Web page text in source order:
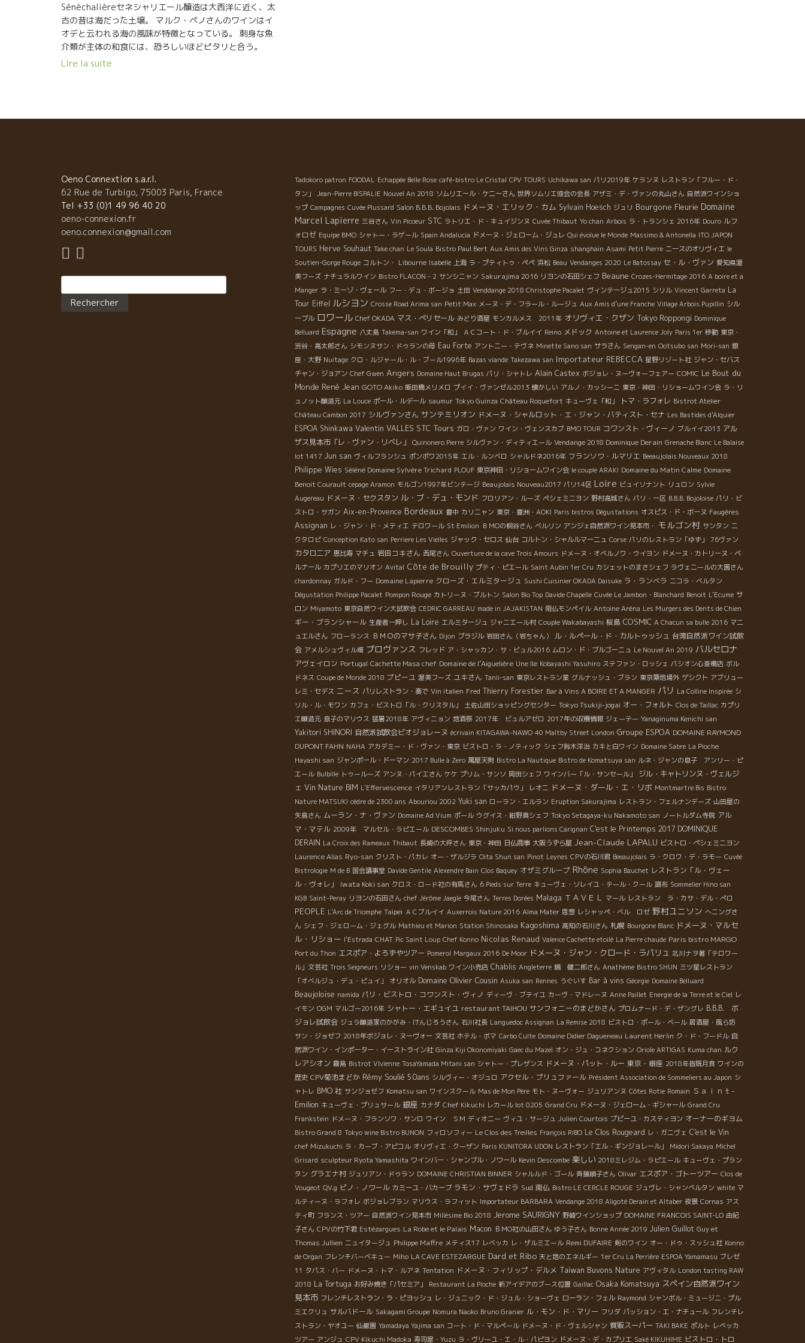
Sénèchalièreセネシャリエール醸造は大西洋に近く、太
古の昔は海だった土壌。 マルク・ペノさんのワインはイ
オデと云われる海の風味が特徴となっている。 刺身な魚
介類が主体の和食には、恐ろしいほどピタリと合う。
アジのフライを食べるのに、箸をフォークとナイフ
培・醸造を実行しているマルクさん。 そして、それを支
え続けている野村ユニソン社の野村社長には多大の感謝
をしたい。 そんなマルク・ぺノさん再生の起点になって
くれた長由紀子さんにも深く感謝したい。 Yukikoさん、
いい仕事してますね。 これからも応援していますよ！頑
萬屋酒店へ寄ってみてください。 美味しく楽しい発見が
Lire la suite
Oeno Connextion s.a.r.l.
62 Rue de Turbigo, 75003 Paris, France
Tel +33 (0)1 49 96 40 20
oeno-connexion.fr
oeno.connexion@gmail.com
Tadokoro patron FOODAL Echappée Belle Rose café-bistro Le Cristal CPV TOURS Uchikawa san パリ2019年 ケランヌ レストラン「フルー・ド・
タン」
Jean-Pierre BISPALIE Nouvel An 2018 ソムリエール・ケニーさん 世界ソムリエ協会の会長 アザミ・デ・ヴァンの丸山さん 自然派ワインショ
ップ Campagnes Cuvée Plussard Salon B.B.B. Bojolais ドメーヌ・エリック・カム Sylvain Hoesch ジュリ Bourgone Fleurie Domaine
Marcel Lapierre 三谷さん Vin Picoeur STC ラトリエ・ド・キュイジンヌ Cuvée Thibaut Yo chan Arbois ラ・トランシェ 2016年 Douro ルフ
ォロゼ Equipe BMO シャトー・ラゲール Spain Andalucia ドメーヌ・ジェローム・ジュレ Qui évolue le Monde Massimo & Antonella ITO JAPON
TOURS Herve Souhaut Take chan Le Soula Bistro Paul Bert Aux Amis des Vins Ginza shanghain Asami Petit Pierre ニースのオリヴィエ le
Soutien-Gorge Rouge コルトン・ Libourne Isabelle 上海 ラ・プティトゥ・ペペ 浜松 Beau Vendanges 2020 Le Batossay セ・ル・ヴァン 愛知県渥
美フーズ ナチュラルワイン Bistro FLACON - 2 サンシニャン Sakurajima 2016 リヨンの石田シェフ Beaune Crozes-Hermitage 2016 A boire et a
Manger ラ・ミーゾ・ヴェール フー・デュ・ボージョ 土田 Venddange 2018 Christophe Pacalet ヴィンテージュ2015 シリル Vincent Garreta La
Tour Eiffel ルシヨン Crosse Road Arima san Petit Max メーヌ・デ・フラール・ルージュ Aux Amis d’une Franche Village Arbois Pupillin シル
ーブル ロワール Chef OKADA マス・ぺリセール みどり酒屋 モンカルメス 2011年 オリヴィエ・クザン Tokyo Roppongi Dominique
Belluard Espagne 八丈島 Takema-san ワイン「和」 ＡＣコート・ド・ブルイイ Reino メドック Antoine et Laurence Joly Paris 1er 移動 東京・
渋谷・高太郎さん シモンヌサン・ドゥランの母 Eau Forte アントニー・テヴネ Minette Sano san サラさん Sengan-en Ootsubo san Mori-san 銀
座・大野 Nuitage クロ・ルジャール・ル・ブール1996年 Bazas viande Takezawa san Importateur REBECCA 星野リゾート社 ジャン・セバス
チャン・ジョアン Chef Gwen Angers Domaine Haut Brugas パリ・シャトレ Alain Castex ボジョレ・ヌーヴォーフェアー COMIC Le Bout du
Monde René Jean GOTO Akiko 飯田橋メリメロ プイイ・ヴァンゼル2013 懐かしい アルノ・カッシーニ 東京・神田・リショームワイン会 ラ・リ
ュノット醸造元 La Louce ポール・ルデール saumur Tokyo Guinza Château Roquefort キューヴェ「和」 トマ・ラフォレ Bistrot Atelier
Château Cambon 2017 シルヴァンさん サンテミリオン ドメーヌ・シャルロット・エ・ジャン・バティスト・セナ Les Bastides d'Alquier
ESPOA Shinkawa Valentin VALLES STC Tours ガロ・ヴァン ワイン・ヴェンスカブ BMO TOUR コワンスト・ヴィーノ ブルイイ2013 アル
ザス見本市「レ・ヴァン・リベレ」
Quinonero Pierre シルヴァン・ディティエール Vendange 2018 Dominique Derain Grenache Blanc Le Balaise
lot 1417 Jun san ヴィルフランシュ ポンポワ2015年 エル・ルンベロ シャルドネ2016年 フランソワ・ルマリエ Beeaujolais Nouveaux 2018
Philippe Wies Séléné Domaine Sylvère Trichard PLOUF 東京神田・リショームワイン会 le couple ARAKI Domaine du Matin Calme Domaine
Benoit Courault cepage Aramon モルゴン1997年ビンテージ Beaujolais Nouveau2017 パリ14区 Loire ビュイソナント リュロン Sylvie
Augereau ドメーヌ・セクスタン ル・ブ・デュ・モンド フロリアン・ルーズ ペシェミニヨン 野村高城さん パリ・一区 B.B.B. Bojoloise パリ・ビ
ストロ・サガン Aix-en-Provence Bordeaux 豊中 カリニャン 東京・豊洲・AOKI Paris bistros Dégustations オスピス・ド・ボーヌ Faugères
Assignan レ・ジャン・ド・メティエ テロワール St Emilion ＢＭОの桐谷さん ベルリン アンジェ自然派ワイン見本市・ モルゴン村 サンタン ニ
クタロピ Conception Kato san Perriere Les Vielles ジャック・セロス 仙台 コルトン・シャルルマーニュ Corse パリのレストラン「ゆず」 76ヴァン
カタロニア 恵比寿 マチュ 岩田コキさん 西尾さん Ouverture de la cave Trois Amours ドメーヌ・オベルノワ・ウイヨン ドメーヌ・カトリーヌ・ベ
ルナール カプリエのマリオン Avital Côte de Brouilly プティ・ピエール Saint Aubin 1er Cru カシェットのまさシェフ ラヴェニールの大園さん
chardonnay ガルド・フー Domaine Lapierre クローズ・エルミタージュ Sushi Cuisinier OKADA Daisuke ラ・ランベラ ニコラ・ベルタン
Dégustation Philippe Pacalet Pompon Rouge カトリーヌ・ブルトン Salon Bio Top Davide Chapelle Cuvée Le Jambon・Blanchard Benoit L'Ecume サ
ロン Miyamoto 東京自然ワイン大試飲会 CEDRIC GARREAU made in JAJAKISTAN 南仏モンペイル Antoine Aréna Les Murgers des Dents de Chien
ギー・ブランシャール 生産者一押し La Loire エルミタージュ ジャニエール村 Couple Wakabayashi 桜島 COSMIC A Chacun sa bulle 2016 マニ
ュエルさん フローランス ＢＭＯのマサ子さん Dijon ブラジル 岩田さん（岩ちゃん） ル・ルペール・ド・カルトゥッシュ 台湾自然派ワイン試飲
会 アメルシュヴィル畑 プロヴァンス フレッド ア・シャッカン・サ・ビュル2016 ムロン・ド・ブルゴーニュ Le Nouvel An 2019 バルセロナ
アヴェイロン Portugal Cachette Masa chef Domaine de l’Aiguelière Une île Kobayashi Yasuhiro ステファン・ロッシェ パシオン心斎橋店 ボル
ドネス Coupe de Monde 2018 プピーユ 渥美フーズ ユキさん Tanii-san 東京レストラン業 グルナッシュ・ブラン 東京築地場外 ゲシクト アブリュー
レミ・セデス ニース パリレストラン・奏で Vin italien Fred Thierry Forestier Bar à Vins A BOIRE ET A MANGER パリ La Colline Inspirée シ
リル・ル・モワン カフェ・ビストロ「ル・クリスタル」 土佐山田ショッピングセンター Tokyo Tsukiji-jogai オー・フォルト Clos de Taillac カプリ
エ醸造元 息子のマリウス 猛暑2018年 アヴィニョン 地酒祭 2017年 ビュルアゼロ 2017年の収穫情報 ジェーテー Yanaginuma Kenichi san
Yakitori SHINORI 自然派試飲会ビオジョレーヌ écrivain KITAGAWA-NAWO 40 Maltby Street London Groupe ESPOA DOMAINE RAYMOND
DUPONT FAHN NAHA アカデミー・ド・ヴァン・東京 ビストロ・ラ・ノティック シェフ鈴木洋治 カキと白ワイン Domaine Sabre La Pioche
Hayashi san ジャンポール・ドーマン 2017 Bulle à Zero 萬屋天狗 Bistro La Nautique Bistro de Komatsuya san ルネ・ジャンの息子 アンリー・ピ
エール Bulbille トゥールーズ アンヌ・パイエさん ケケ プリム・サンソ 岡田シェフ ワインバー「ル・サンセール」
ジル・キャトリンヌ・ヴェルジ
ェ Vin Nature BIM L'Effervescence イタリアンレストラン「サッカパウ」 レオニ ドメーヌ・ダール・エ・リボ Montmartre Bis Bistro
Nature MATSUKI cèdre de 2300 ans Abouriou 2002 Yuki san ローラン・エルラン Eruption Sakurajima レストラン・フェルナンデーズ 山田屋の
矢島さん ムーラン・ナ・ヴァン Domaine Ad Vium ポール ウグイス・紺野真シェフ Tokyo Setagaya-ku Nakamoto san ノートルダム寺院 アル
マ・マテル 2009年 マルセル・ラピエール DESCOMBES Shinjuku Si nous parlions Carignan C'est le Printemps 2017 DOMINIQUE
DERAIN La Croix des Rameaux Thibaut 長崎の大坪さん 東京・神田 日仏商事 大阪うずら屋 Jean-Claude LAPALU ビストロ・ペシェミニヨン
Laurence Alias Ryo-san クリスト・パカレ オー・ザルジラ Oita Shun san Pinot Leynes CPVの石川君 Beeaujolais ラ・クロワ・デ・ラモー Cuvée
Bistrologie M de B 国会議事堂 Davide Gentile Alexendre Bain Clos Baquey オザミグループ Rhône Sophia Bauchet レストラン「ル・ヴェー
ル・ヴォレ」
Iwata Koki san クロス・ロード社の有馬さん 6 Pieds sur Terre キューヴェ・ソレイユ・テール・クール 調布 Sommelier Hino san
KGB Saint-Peray リヨンの石田さん chef Jérôme Jaegle 今尾さん Terres Dorées Malaga ＴＡＶＥＬ マール レストラン ラ・カサ・デル・ぺロ
PEOPLE L'Arc de Triomphe Taipei ＡＣブルイイ Auxerrois Nature 2016 Alma Mater 思想 レシャッペ・ベル ロゼ 野村ユニソン へニングさ
ん シェフ・ジェローム・ジェグル Mathieu et Marion Station Shinosaka Kagoshima 高知の石川さん 札幌 Bourgone Blanc ドメーヌ・マルセ
ル・リショー l'Estrada CHAT Pic Saint Loup Chef Konno Nicolas Renaud Valence Cachette etoilé La Pierre chaude Paris bistro MARGO
Port du Thon エスポア・よろずやツアー Pomerol Margaux 2016 De Moor ドメーヌ・ジャン・クロード・ラパリュ 北川ナヲ著「テロワー
ル」文芸社 Trois Seigneurs リショー vin Venskab ワイン小売店 Chablis Angleterre 鏡 健二郎さん Anathème Bistro SHUN 三ツ星レストラン
「オベルジュ・デュ・ピュイ」
オリオル Domaine Olivier Cousin Asuka san Rennes うぐいす Bar à vins Géorgie Domaine Belluard
Beaujoloise namida パリ・ビストロ・コワンスト・ヴィノ ディーヴ・ブテイユ カーヴ・マドレーヌ Anne Paillet Energie de la Terre et le Ciel レ
イモン OGM マルゴー2016年 シャトー・エギュイユ restaurant TAIHOU サンフォニーのまどかさん プロムナード・デ・ザングレ B.B.B. ボ
ジョレ試飲会 ジュラ醸造家のかがみ・けんじろうさん 石川社長 Languedoc Assignan La Remise 2018 ビストロ・ポール・ベール 居酒屋・風ら坊
サン・ジョゼフ 2018年ボジョレ・ヌーヴォー 文芸社 ホテル・ボマ Carbo Culte Domaine Didier Dagueneau Laurent Herlin ク・ド・フードル 自
然派ワイン・インポーター・イーストライン社 Ginza Kiji Okonomiyaki Gaec du Mazel オン・ジュ・コネクション Oriole ARTIGAS Kuma chan ルク
レアシオン 霧島 Bistrot VIvienne TosaYamada Mitani san シャトー・プレザンス ドメーヌ・パット・ルー 東京・銀座 2018年皆既月食 ワインの
歴史 CPV菊池まどか Rémy Soulié 50ans シルヴィー・オジュロ アクセル・プリュファール Président Association de Sommeliers au Japon シ
ャトレ BMO 社 サンジョゼフ Komatsu san ワインスクール Mas de Mon Père モト・ヌーヴォー ジュリアンヌ Côtes Rotie Romain Ｓａｉｎｔ-
Emilion キューヴェ・プリュサール 銀座 カナダ Chef Kikuchi レカール lot 0205 Grand Cru ドメーヌ・ジェローム・ギシャール Grand Cru
Frankstein ドメーヌ・フランソワ・サンロ ワイン ＳＭ ディオニー ヴィユ・サージュ Julien Courtois プピーユ・カスティヨン オーナーのギヨム
Bistro Grand 8 Tokyo wine Bistro BUNON フィロソフィー Le Clos des Treilles François RIBO Le Clos Rougeard レ・ガニヴェ C'est le Vin
chef Mizukuchi ラ・カーブ・アピコル オリヴィエ・クーザン Paris KUNITORA UDON レストラン「エル・ギンジョレール」 Midori Sakaya Michel
Grisard sculpteur Ryota Yamashita ワインバー・シャンブル・ノワール Kevin Descombe 楽しい 2018ミレジム・ラピエール キューヴェ・プラン
タン グラエナ村 ジュリアン・ドゥラン DOMAINE CHRISTIAN BINNER シャルルド・ゴール 斉藤順子さん Olivar エスポア・ゴトーツアー Clos de
Vougeot QV.g ピノ・ノワール カミーユ・バカーブ ラモン・サヴェドラ Sud 南仏 Bistro LE CERCLE ROUGE ジュヴレ・シャンべルタン white マ
ルティーヌ・ラフォレ ボジョレブラン マリウス・ラフィット Importateur BARBARA Vendange 2018 Aligoté Derain et Altaber 夜景 Cornas アス
ティ町 フランス・ツアー 自然派ワイン見本市 Millésime Bio 2018 Jerome SAURIGNY 野崎ワインショップ DOMAINE FRANCOIS SAINT-LO 由紀
子さん CPVの竹下君 Estézargues La Robe et le Palais Macon ＢＭО社の山田さん ゆう子さん Bonne Année 2019 Julien Guillot Guy et
Thomas Jullien ニュイタージュ Philippe Maffre メティス17 レベッカ レ・ザルミエール Remi DUFAIRE 剣のワイン オー・ドゥ・スッシュ社 Konno
de Organ フレンチバーベキュー Miho LA CAVE ESTEZARGUE Dard et Ribo 天と地のエネルギー 1er Cru La Perrière ESPOA Yamamasu ブレゼ
11 タパス・バー ドメーヌ・トマ・ルアネ Tentation ドメーヌ・フィリップ・デルメ Taiwan Buvons Nature アヴィタル London tasting RAW
2018 La Tortuga お好み焼き「パセミア」 Restaurant La Pioche 新アイデアのブース位置 Gaillac Osaka Komatsuya スペイン自然派ワイン
見本市 フレンチレストラン・ラ・ピヨッシュ レ・ジュニック・ド・ジュル・ショーヴェ ローラン・フェル Raymond シャンボル・ミュージニ・プル
ミエクリュ サルバドール Sakagami Groupe Nomura Naoko Bruno Granier ル・モン・ド・マリー フリダ パッション・エ・ナチュール フレンチレ
ストラン・ヤオユー 仙巌園 Yamadaya Yajima san コート・ド・マルペール ドメーヌ・ド・ヴェルシャン 質販スーパー TAKI BAKE ポルト レベッカ
ツアー アンジュ CPV Kikuchi Madoka 寿司屋・Yuzu ラ・ヴリーユ・エ・ル・パピヨン ドメーヌ・デ・カプリエ Saké KIKUHIME ビストロ・トロ